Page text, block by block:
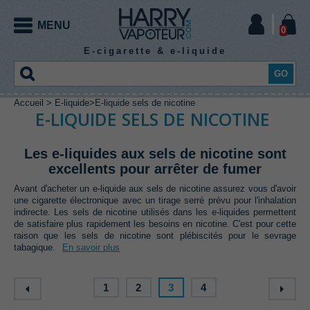
0
E-cigarette & e-liquide
GO
MENU
CIGARETTE
LIQUIDE
EXPERT
CIGARETTE
ELECTRONIQUE
Kit
vapoteur
débutant
Kit
vapoteur
avancé
E-
cigarettes
pod
CE
jetable
puff
E-
cigarette
box
E-
cigarette
tube
E-
LIQUIDE
E-
liquide
classic
E-
liquide
menthe
E-
liquide
fruité
E-liquide
gourmand
E-
liquide
boisson
E-
liquide
effet
frais
E-
liquide
bonbon
EXPERT
Kit
vapoteur
expert
Mod
electro
Mod
meca
Chargeur
accu
Accu
mod
Atomiseur
reconstructible
Fil
resistif
Coils
préfabriqués
Coton
cigarette
Outillage
coiling
Pièces
détachées
DIY
E-
LIQUIDE
Arôme
Booster
Base
Additif
Pack
Accessoires
Accueil > E-liquide> E-liquide sels de nicotine
E-LIQUIDE SELS DE NICOTINE
Les e-liquides aux sels de nicotine sont
excellents pour arrêter de fumer
Avant d'acheter un e-liquide aux sels de nicotine assurez vous d'avoir
une cigarette électronique avec un tirage serré prévu pour l'inhalation
indirecte. Les sels de nicotine utilisés dans les e-liquides permettent
de satisfaire plus rapidement les besoins en nicotine. C'est pour cette
raison que les sels de nicotine sont plébiscités pour le sevrage
tabagique.
En savoir plus
1 2 3 4